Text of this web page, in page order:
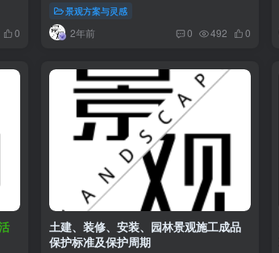
0
景观方案与灵感
2年前 0 492 0
土建、装修、安装、园林景观施工成品
保护标准及保护周期